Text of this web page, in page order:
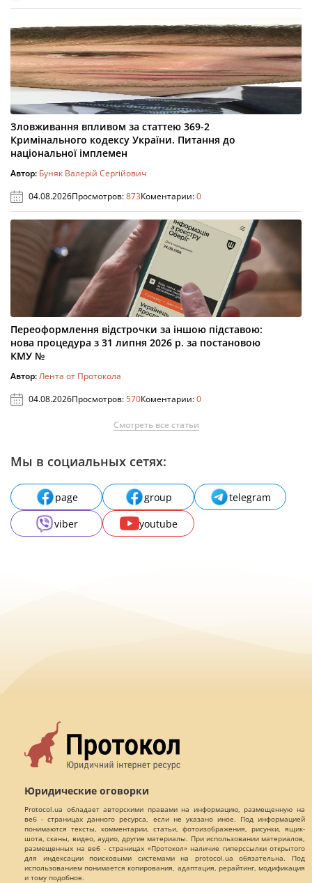
Зловживання впливом за статтею 369-2
Кримінального кодексу України. Питання до
національної імплемен
Автор: Буняк Валерій Сергійович
04.08.2026Просмотров:873Коментарии:0
Переоформлення відстрочки за іншою підставою:
нова процедура з 31 липня 2026 р. за постановою
КМУ №
Автор:Лента от Протокола
04.08.2026Просмотров:570Коментарии:0
Смотреть все статьи
Мы в социальных сетях:
page group
telegram
viber
youtube
Юридические оговорки
Protocol.ua обладает авторскими правами на информацию, размещенную на
веб - страницах данного ресурса, если не указано иное. Под информацией
понимаются тексты, комментарии, статьи, фотоизображения, рисунки, ящик-
шота, сканы, видео, аудио, другие материалы. При использовании материалов,
размещенных на веб - страницах «Протокол» наличие гиперссылки открытого
для индексации поисковыми системами на protocol.ua обязательна. Под
использованием понимается копирования, адаптация, рерайтинг, модификация
и тому подобное.